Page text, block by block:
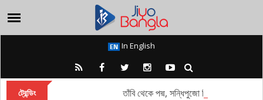
In English
ট্রেন্ডিং তাঁবি থেকে পদ্ম, সন্ধিপুজো ঘিরে অজস্র আচার-